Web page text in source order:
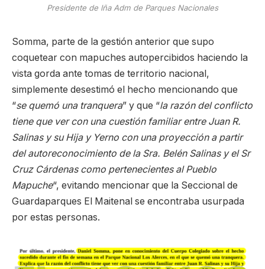
Presidente de lña Adm de Parques Nacionales
Somma, parte de la gestión anterior que supo
coquetear con mapuches autopercibidos haciendo la
vista gorda ante tomas de territorio nacional,
simplemente desestimó el hecho mencionando que
“se quemó una tranquera” y que “la razón del conflicto
tiene que ver con una cuestión familiar entre Juan R.
Salinas y su Hija y Yerno con una proyección a partir
del autoreconocimiento de la Sra. Belén Salinas y el Sr
Cruz Cárdenas como pertenecientes al Pueblo
Mapuche“, evitando mencionar que la Seccional de
Guardaparques El Maitenal se encontraba usurpada
por estas personas.